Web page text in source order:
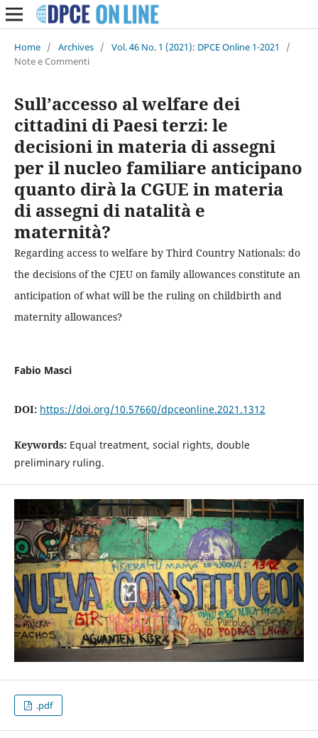
Home / Archives / Vol. 46 No. 1 (2021): DPCE Online 1-2021
/
Note e Commenti
Sull’accesso al welfare dei
cittadini di Paesi terzi: le
decisioni in materia di assegni
per il nucleo familiare anticipano
quanto dirà la CGUE in materia
di assegni di natalità e
maternità?
Regarding access to welfare by Third Country Nationals: do
the decisions of the CJEU on family allowances constitute an
anticipation of what will be the ruling on childbirth and
maternity allowances?
Fabio Masci
DOI: https://doi.org/10.57660/dpceonline.2021.1312
Keywords: Equal treatment, social rights, double
preliminary ruling.
.pdf